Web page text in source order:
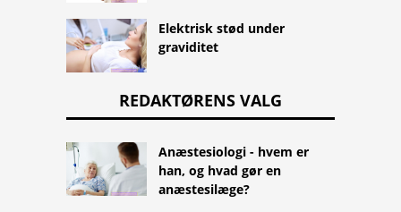
Elektrisk stød under
graviditet
REDAKTØRENS VALG
Anæstesiologi - hvem er
han, og hvad gør en
anæstesilæge?